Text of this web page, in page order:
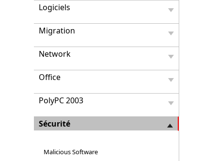
Logiciels
Migration
Network
Office
PolyPC 2003
Sécurité
Malicious Software